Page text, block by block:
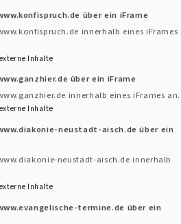
im Alter von etwa 14
hat man Recht, selbst über die
zu entscheiden –
Außerdem ist das ein Alter, in
Glauben Neues entdecken und
wollen Dafür ist die
von dem lateinischen
heißt Bestätigung, Bestärkung.
die Zugehörigkeit
über ein iFrame
innerhalb eines iFrames
Inhalte
über ein iFrame
innerhalb eines iFrames an.
Inhalte
neustadt-aisch.de über ein
neustadt-aisch.de innerhalb
Inhalte
termine.de über ein